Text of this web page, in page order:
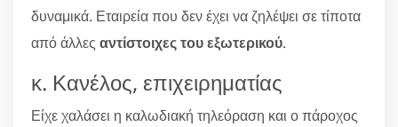
δυναμικά. Εταιρεία που δεν έχει να ζηλέψει σε τίποτα
από άλλες αντίστοιχες του εξωτερικού.
κ. Κανέλος, επιχειρηματίας
Είχε χαλάσει η καλωδιακή τηλεόραση και ο πάροχος